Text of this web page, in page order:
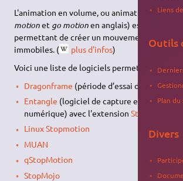
L'animation en volume, ou animation image
motionet go motionen anglais) est une
permettant de créer un mouvement à partir
immobiles. (
plus d'infos)
Voici une liste de logiciels permettant de
Dragonframe (période d’essai de 30 jours
Entangle (logiciel de capture et de
numérique) avec l'extension StopMotion
Linux Stopmotion
MUAN
qStopMotion
StopMojo
Liens
Outils
Plan du
Divers